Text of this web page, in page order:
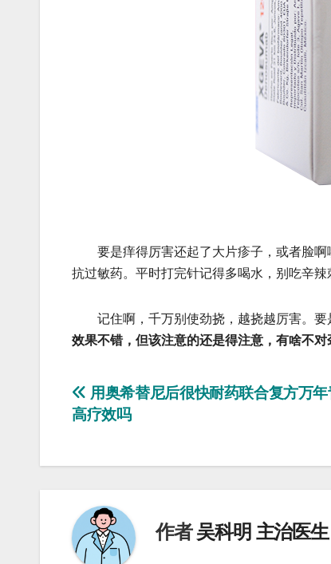
要是痒得厉害还起了大片疹子，或者脸啊
抗过敏药。平时打完针记得多喝水，别吃辛辣
记住啊，千万别使劲挠，越挠越厉害。要
效果不错，但该注意的还是得注意，有啥不对
文
章
导
用奥希替尼后很快耐药联合复方万
高疗效吗
作者吴科明 主治医生